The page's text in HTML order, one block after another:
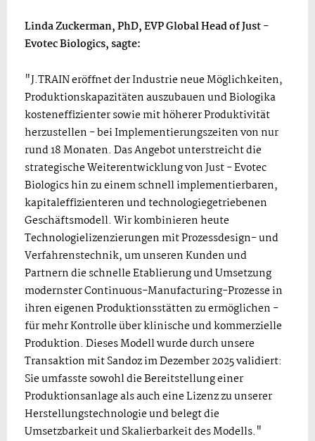
Linda Zuckerman, PhD, EVP Global Head of Just -
Evotec Biologics, sagte:
"J.TRAIN eröffnet der Industrie neue Möglichkeiten,
Produktionskapazitäten auszubauen und Biologika
kosteneffizienter sowie mit höherer Produktivität
herzustellen - bei Implementierungszeiten von nur
rund 18 Monaten. Das Angebot unterstreicht die
strategische Weiterentwicklung von Just - Evotec
Biologics hin zu einem schnell implementierbaren,
kapitaleffizienteren und technologiegetriebenen
Geschäftsmodell. Wir kombinieren heute
Technologielizenzierungen mit Prozessdesign- und
Verfahrenstechnik, um unseren Kunden und
Partnern die schnelle Etablierung und Umsetzung
modernster Continuous-Manufacturing-Prozesse in
ihren eigenen Produktionsstätten zu ermöglichen -
für mehr Kontrolle über klinische und kommerzielle
Produktion. Dieses Modell wurde durch unsere
Transaktion mit Sandoz im Dezember 2025 validiert:
Sie umfasste sowohl die Bereitstellung einer
Produktionsanlage als auch eine Lizenz zu unserer
Herstellungstechnologie und belegt die
Umsetzbarkeit und Skalierbarkeit des Modells."